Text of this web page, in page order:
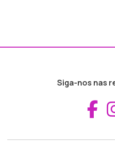
Siga-nos nas